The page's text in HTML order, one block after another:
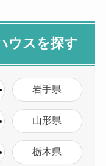
ウスを探す
岩手県
山形県
栃木県